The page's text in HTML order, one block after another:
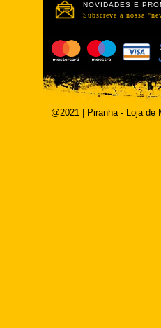
NOVIDADES E
Subscreve a nossa
@2021 | Piranha - Loja de